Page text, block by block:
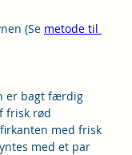
(Se metode til
er bagt færdig
frisk rød
med frisk
med et par